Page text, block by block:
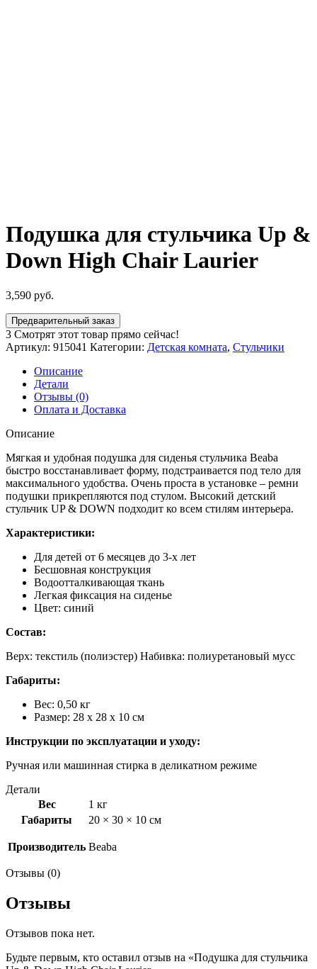
Подушка для стульчика Up &
Down High Chair Laurier
3,590 руб.
Предварительный заказ
3 Смотрят этот товар прямо сейчас!
Артикул: 915041 Категории: Детская комната, Стульчики
Описание
Детали
Отзывы (0)
Оплата и Доставка
Описание
Мягкая и удобная подушка для сиденья стульчика Beaba
быстро восстанавливает форму, подстраивается под тело для
максимального удобства. Очень проста в установке – ремни
подушки прикрепляются под стулом. Высокий детский
стульчик UP & DOWN подходит ко всем стилям интерьера.
Характеристики:
Для детей от 6 месяцев до 3-х лет
Бесшовная конструкция
Водоотталкивающая ткань
Легкая фиксация на сиденье
Цвет: синий
Состав:
Верх: текстиль (полиэстер) Набивка: полиуретановый мусс
Габариты:
Вес: 0,50 кг
Размер: 28 х 28 х 10 см
Инструкции по эксплуатации и уходу:
Ручная или машинная стирка в деликатном режиме
Детали
Вес
1 кг
Габариты
20 × 30 × 10 см
Производитель Beaba
Отзывы (0)
Отзывы
Отзывов пока нет.
Будьте первым, кто оставил отзыв на «Подушка для стульчика